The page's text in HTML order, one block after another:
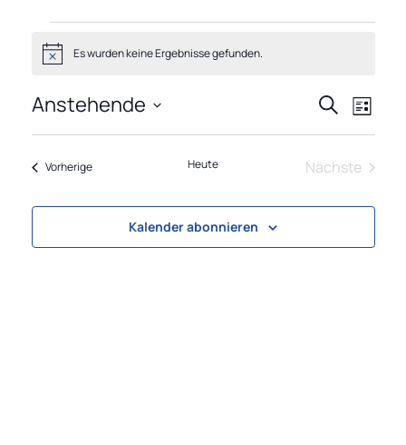
Veranstaltungen
Es wurden keine Ergebnisse gefunden.
Anstehende
Vorherige Heute Nächste
Kalender abonnieren